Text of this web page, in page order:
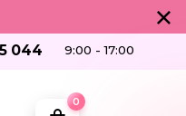
044 9:00 - 17:00
0